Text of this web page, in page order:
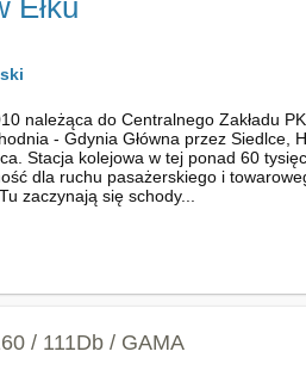
Ełku
należąca do Centralnego Zakładu
- Gdynia Główna przez Siedlce,
Stacja kolejowa w tej ponad 60
dla ruchu pasażerskiego i
zaczynają się schody...
/ 111Db / GAMA